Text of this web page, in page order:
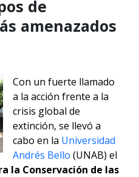
de
amenazados
Con un fuerte llamado
a la acción frente a la
crisis global de
extinción, se llevó a
cabo en la Universidad
Andrés Bello (UNAB) el
la Conservación de las